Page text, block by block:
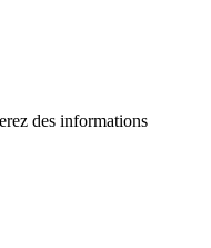
des informations